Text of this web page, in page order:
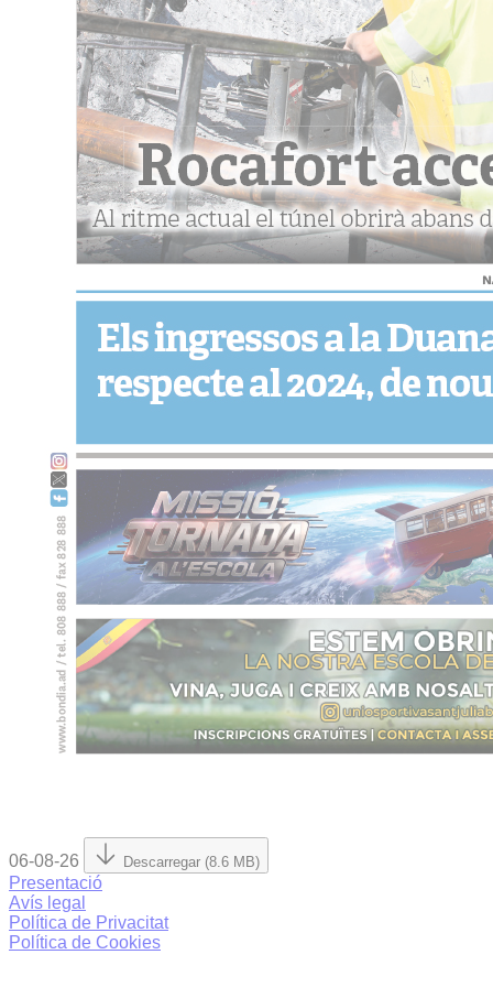
06-08-26 Descarregar (8.6 MB)
Presentació
Avís legal
Política de Privacitat
Política de Cookies